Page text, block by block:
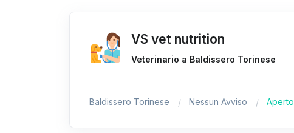
VS vet nutrition
Veterinario a Baldissero Torinese
Baldissero Torinese Nessun Avviso Aperto